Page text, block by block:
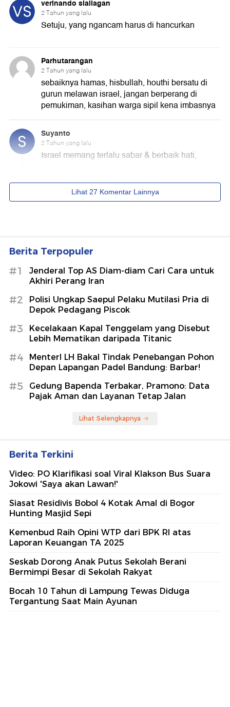
Berita Terpopuler
#1
Jenderal Top AS Diam-diam Cari Cara untuk
Akhiri Perang Iran
#2
Polisi Ungkap Saepul Pelaku Mutilasi Pria di
Depok Pedagang Piscok
#3
Kecelakaan Kapal Tenggelam yang Disebut
Lebih Mematikan daripada Titanic
#4
MenterI LH Bakal Tindak Penebangan Pohon
Depan Lapangan Padel Bandung: Barbar!
#5
Gedung Bapenda Terbakar, Pramono: Data
Pajak Aman dan Layanan Tetap Jalan
Lihat Selengkapnya
Berita Terkini
Video: PO Klarifikasi soal Viral Klakson Bus Suara
Jokowi 'Saya akan Lawan!'
Siasat Residivis Bobol 4 Kotak Amal di Bogor
Hunting Masjid Sepi
Kemenbud Raih Opini WTP dari BPK RI atas
Laporan Keuangan TA 2025
Seskab Dorong Anak Putus Sekolah Berani
Bermimpi Besar di Sekolah Rakyat
Bocah 10 Tahun di Lampung Tewas Diduga
Tergantung Saat Main Ayunan